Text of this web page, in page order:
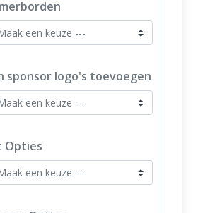
sponsor logo's toevoegen
Opties